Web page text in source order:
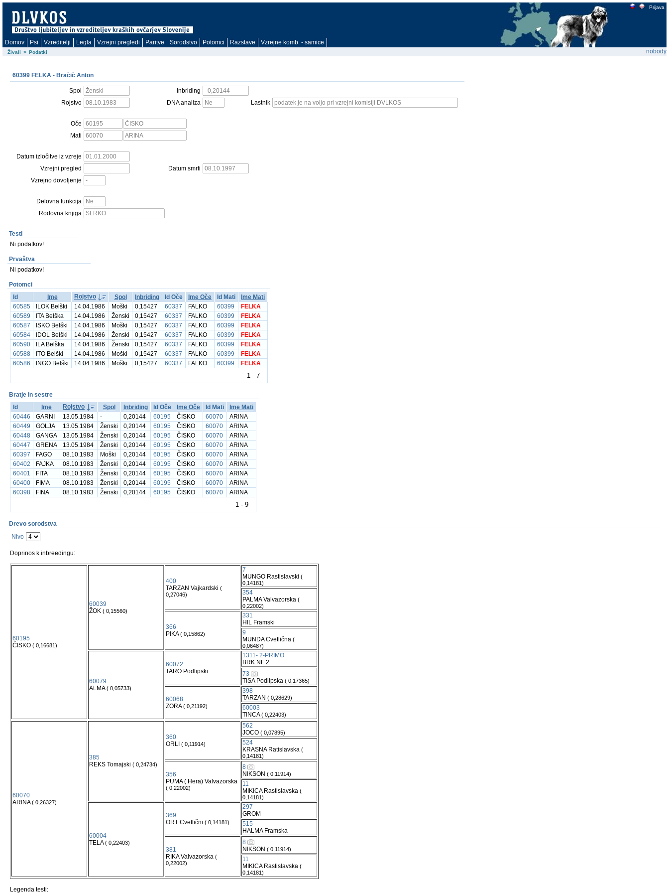
Prijava
Domov Psi Vzreditelji Legla Vzrejni pregledi Paritve Sorodstvo Potomci Razstave Vzrejne komb. - samice
Živali > Podatki nobody
60399 FELKA - Bračič Anton
Spol
Inbriding
Rojstvo
DNA analiza Lastnik
Oče
Mati
Datum izločitve iz vzreje
Vzrejni pregled
Datum smrti
Vzrejno dovoljenje
Delovna funkcija
Rodovna knjiga
Testi
Ni podatkov!
Prvaštva
Ni podatkov!
Potomci
Id
Ime Rojstvo Spol Inbriding Id Oče Ime Oče Id Mati
Ime Mati
60585
ILOK Belški 14.04.1986 Moški 0,15427 60337 FALKO 60399
FELKA
60589
ITA Belška 14.04.1986 Ženski 0,15427 60337 FALKO 60399
FELKA
60587
ISKO Belški 14.04.1986 Moški 0,15427 60337 FALKO 60399
FELKA
60584
IDOL Belški 14.04.1986 Ženski 0,15427 60337 FALKO 60399
FELKA
60590
ILA Belška 14.04.1986 Ženski 0,15427 60337 FALKO 60399
FELKA
60588
ITO Belški 14.04.1986 Moški 0,15427 60337 FALKO 60399
FELKA
60586
INGO Belški 14.04.1986 Moški 0,15427 60337 FALKO 60399 FELKA
1 - 7
Bratje in sestre
Id
Ime Rojstvo Spol Inbriding Id Oče Ime Oče Id Mati
Ime Mati
60446
GARNI 13.05.1984 - 0,20144 60195 ČISKO 60070
ARINA
60449
GOLJA 13.05.1984 Ženski 0,20144 60195 ČISKO 60070
ARINA
60448
GANGA 13.05.1984 Ženski 0,20144 60195 ČISKO 60070
ARINA
60447
GRENA 13.05.1984 Ženski 0,20144 60195 ČISKO 60070
ARINA
60397
FAGO 08.10.1983 Moški 0,20144 60195 ČISKO 60070
ARINA
60402
FAJKA 08.10.1983 Ženski 0,20144 60195 ČISKO 60070
ARINA
60401
FITA 08.10.1983 Ženski 0,20144 60195 ČISKO 60070
ARINA
60400
FIMA 08.10.1983 Ženski 0,20144 60195 ČISKO 60070
ARINA
60398
FINA 08.10.1983 Ženski 0,20144 60195 ČISKO 60070 ARINA
1 - 9
Drevo sorodstva
Nivo
Doprinos k inbreedingu:
60195
ČISKO ( 0,16681)
60039
ŽOK ( 0,15560)
400
TARZAN Vajkardski (
0,27046)
7
MUNGO Rastislavski (
0,14181)
354
PALMA Valvazorska (
0,22002)
366
PIKA( 0,15862)
331
HIL Framski
9
MUNDA Cvetlična (
0,06487)
60079
ALMA( 0,05733)
60072
TARO Podlipski
1311- 2-PRIMO
BRK NF 2
73
TISA Podlipska ( 0,17365)
60068
ZORA( 0,21192)
398
TARZAN ( 0,28629)
60003
TINCA( 0,22403)
60070
ARINA( 0,26327)
385
REKS Tomajski ( 0,24734)
360
ORLI ( 0,11914)
562
JOCO ( 0,07895)
524
KRASNA Ratislavska (
0,14181)
356
PUMA ( Hera) Valvazorska
( 0,22002)
8
NIKSON ( 0,11914)
11
MIKICA Rastislavska (
0,14181)
60004
TELA( 0,22403)
369
ORT Cvetlični ( 0,14181)
297
GROM
515
HALMA Framska
381
RIKA Valvazorska (
0,22002)
8
NIKSON ( 0,11914)
11
MIKICA Rastislavska (
0,14181)
Legenda testi: